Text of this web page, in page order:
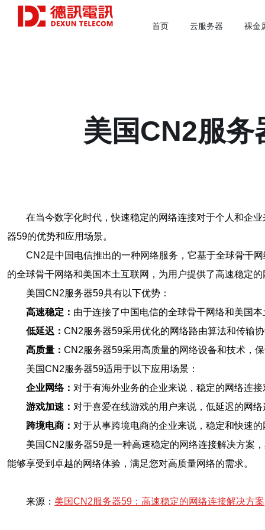
首页 云服务器 裸金
美国CN2服务
在当今数字化时代，快速稳定的网络连接对于个人和企
器59的优势和应用场景。
CN2是中国电信推出的一种网络服务，它基于全球骨干
的全球骨干网络和美国本土互联网，为用户提供了高速稳定
美国CN2服务器59具有以下优势：
高速稳定： 由于连接了中国电信的全球骨干网络和美国
低延迟： CN2服务器59采用优化的网络路由算法和传输
高质量： CN2服务器59采用高质量的网络设备和技术，
美国CN2服务器59适用于以下应用场景：
企业网络： 对于有海外业务的企业来说，稳定的网络连
游戏加速： 对于喜爱在线游戏的用户来说，低延迟的网
跨境电商： 对于从事跨境电商的企业来说，稳定和快速
美国CN2服务器59是一种高速稳定的网络连接解决方案
能够享受到卓越的网络体验，满足您对高质量网络的需求。
来源： 美国CN2服务器59：高速稳定的网络连接解决方案